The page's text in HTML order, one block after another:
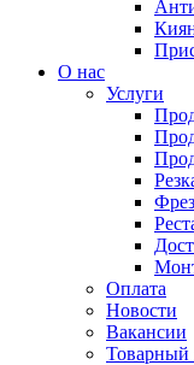
О нас
Услуги
Оплата
Новости
Вакансии
Товарный